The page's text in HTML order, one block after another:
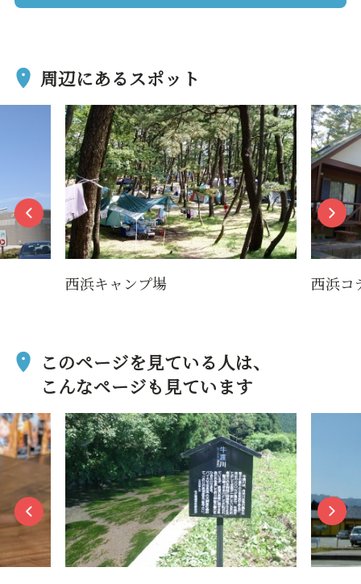
周辺にあるスポット
西浜キャンプ場 西浜コ
このページを見ている人は、
こんなページも見ています